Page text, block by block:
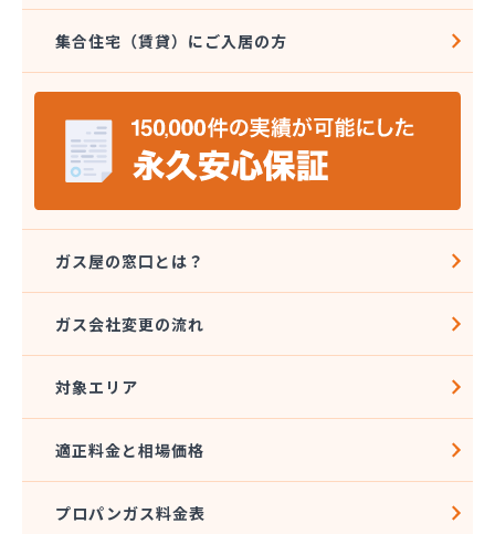
三原産業株式会社 ガス販売部
三光ガス商会
三光ガス商会 伊台出張所
山岡早光商店
四国アストモスガス株式会社松山オートガススタン
四国ガス燃料株式会社 本店
四国ガス燃料株式会社 上浦出張所
四国ガス燃料株式会社 松山営業所
四国ガス燃料株式会社 宇和出張所
四国ガス燃料株式会社 新居浜営業所
四国ガス燃料株式会社 川之江出張所
四国岩谷産業株式会社 新居浜営業所
四国岩谷産業株式会社 LPGセンター・松山工場
四国岩谷産業株式会社 松山支店・松山営業所
集合住宅（賃貸）にご入居の方
ガス屋の窓口とは？
ガス会社変更の流れ
対象エリア
適正料金と相場価格
プロパンガス料金表